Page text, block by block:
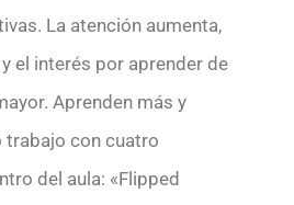
La atención aumenta,
el interés por aprender de
Aprenden más y
trabajo con cuatro
del aula: «Flipped